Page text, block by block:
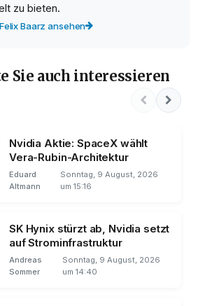
zu bieten.
Baarz ansehen
Sie auch interessieren
Nvidia Aktie: SpaceX wählt
Vera-Rubin-Architektur
Eduard
Altmann
Sonntag, 9 August, 2026
um 15:16
SK Hynix stürzt ab, Nvidia setzt
auf Strominfrastruktur
Andreas
Sommer
Sonntag, 9 August, 2026
um 14:40